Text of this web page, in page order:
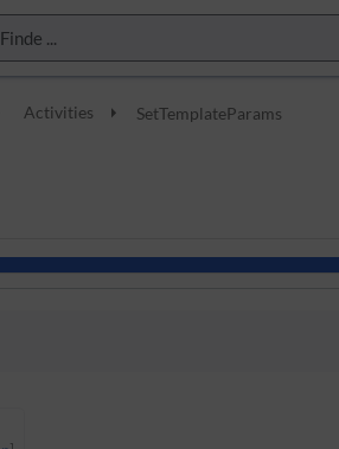
Activities SetTemplateParams